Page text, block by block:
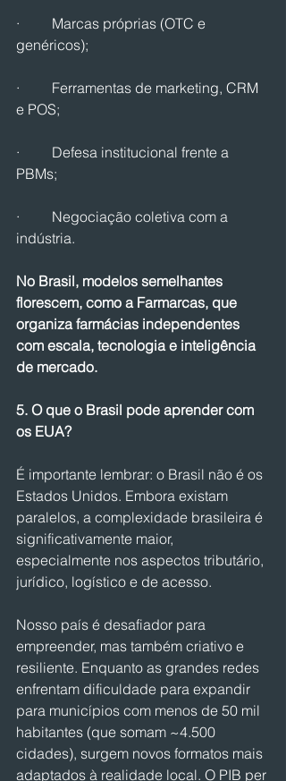
·         Marcas próprias (OTC e
genéricos);
·         Ferramentas de marketing, CRM
e POS;
·         Defesa institucional frente a
PBMs;
·         Negociação coletiva com a
indústria.
No Brasil, modelos semelhantes
florescem, como a Farmarcas, que
organiza farmácias independentes
com escala, tecnologia e inteligência
de mercado.
5. O que o Brasil pode aprender com
os EUA?
É importante lembrar: o Brasil não é os
Estados Unidos. Embora existam
paralelos, a complexidade brasileira é
significativamente maior,
especialmente nos aspectos tributário,
jurídico, logístico e de acesso.
Nosso país é desafiador para
empreender, mas também criativo e
resiliente. Enquanto as grandes redes
enfrentam dificuldade para expandir
para municípios com menos de 50 mil
habitantes (que somam ~4.500
cidades), surgem novos formatos mais
adaptados à realidade local. O PIB per